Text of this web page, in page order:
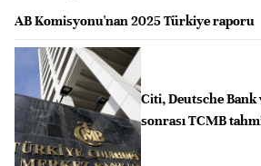
AB Komisyonu'nan 2025 Türkiye raporu
Citi, Deutsche Bank
sonrası TCMB